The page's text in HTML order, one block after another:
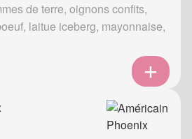
de terre, oignons confits,
laitue iceberg, mayonnaise,